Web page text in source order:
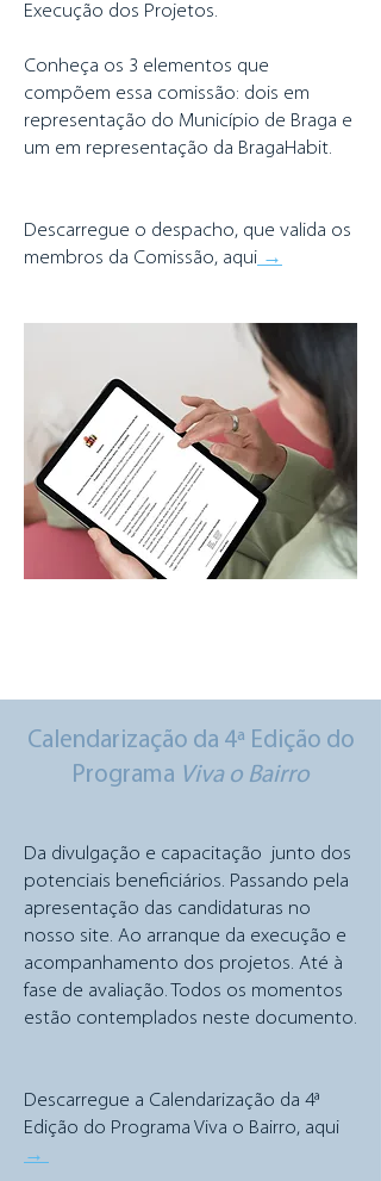
Execução dos Projetos.
Conheça os 3 elementos que
compõem essa comissão: dois em
representação do Município de Braga e
um em representação da BragaHabit.
Descarregue o despacho, que valida os
membros da Comissão, aqui →
Calendarização da 4ª Edição do
Programa Viva o Bairro
Da divulgação e capacitação junto dos
potenciais beneficiários. Passando pela
apresentação das candidaturas no
nosso site. Ao arranque da execução e
acompanhamento dos projetos. Até à
fase de avaliação. Todos os momentos
estão contemplados neste documento.
Descarregue a Calendarização da 4ª
Edição do Programa Viva o Bairro, aqui
→